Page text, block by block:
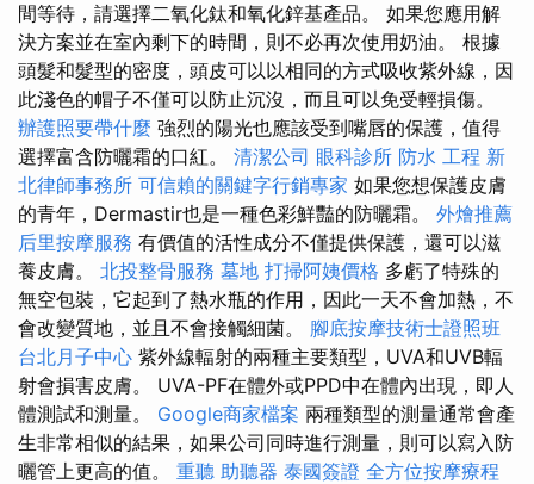
間等待，請選擇二氧化鈦和氧化鋅基產品。 如果您應用解
決方案並在室內剩下的時間，則不必再次使用奶油。 根據
頭髮和髮型的密度，頭皮可以以相同的方式吸收紫外線，因
此淺色的帽子不僅可以防止沉沒，而且可以免受輕損傷。
辦護照要帶什麼 強烈的陽光也應該受到嘴唇的保護，值得
選擇富含防曬霜的口紅。 清潔公司 眼科診所 防水 工程 新
北律師事務所 可信賴的關鍵字行銷專家 如果您想保護皮膚
的青年，Dermastir也是一種色彩鮮豔的防曬霜。 外燴推薦
后里按摩服務 有價值的活性成分不僅提供保護，還可以滋
養皮膚。 北投整骨服務 墓地 打掃阿姨價格 多虧了特殊的
無空包裝，它起到了熱水瓶的作用，因此一天不會加熱，不
會改變質地，並且不會接觸細菌。 腳底按摩技術士證照班
台北月子中心 紫外線輻射的兩種主要類型，UVA和UVB輻
射會損害皮膚。 UVA-PF在體外或PPD中在體內出現，即​​人
體測試和測量。 Google商家檔案 兩種類型的測量通常會產
生非常相似的結果，如果公司同時進行測量，則可以寫入防
曬管上更高的值。 重聽 助聽器 泰國簽證 全方位按摩療程